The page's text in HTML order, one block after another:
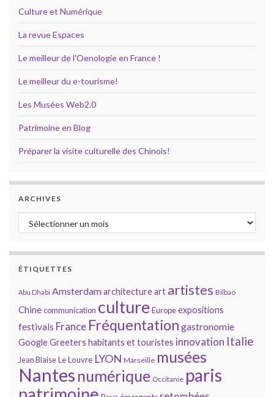
Culture et Numérique
La revue Espaces
Le meilleur de l'Oenologie en France !
Le meilleur du e-tourisme!
Les Musées Web2.0
Patrimoine en Blog
Préparer la visite culturelle des Chinois!
ARCHIVES
Archives
ÉTIQUETTES
Abu Dhabi Amsterdamarchitectureart artistes Bilbao
Chinecommunication culture Europeexpositions
festivals France Fréquentation gastronomie
GoogleGreeters habitants et touristes innovation Italie
Jean BlaiseLe Louvre LYON Marseille musées
Nantes numérique Occitanie paris